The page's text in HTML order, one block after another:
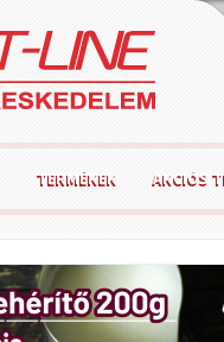
TERMÉKEK AKCIÓS